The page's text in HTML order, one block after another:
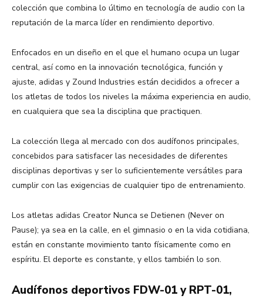
colección que combina lo último en tecnología de audio con la
reputación de la marca líder en rendimiento deportivo.
Enfocados en un diseño en el que el humano ocupa un lugar
central, así como en la innovación tecnológica, función y
ajuste, adidas y Zound Industries están decididos a ofrecer a
los atletas de todos los niveles la máxima experiencia en audio,
en cualquiera que sea la disciplina que practiquen.
La colección llega al mercado con dos audífonos principales,
concebidos para satisfacer las necesidades de diferentes
disciplinas deportivas y ser lo suficientemente versátiles para
cumplir con las exigencias de cualquier tipo de entrenamiento.
Los atletas adidas Creator Nunca se Detienen (Never on
Pause); ya sea en la calle, en el gimnasio o en la vida cotidiana,
están en constante movimiento tanto físicamente como en
espíritu. El deporte es constante, y ellos también lo son.
Audífonos deportivos FDW-01 y RPT-01,